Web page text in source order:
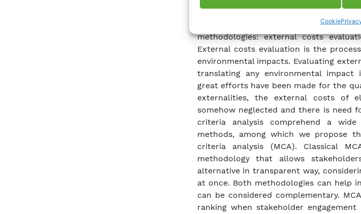
Cookie
Efficiency stipulated on July 29, 2009
March 19, 2009) RSE is developing
methodologies: external costs
External costs evaluation is the
environmental impacts. Evaluating
translating any environmental impact
great efforts have been made for the
externalities, the external costs of
somehow neglected and there is need
criteria analysis comprehend a
methods, among which we propose
criteria analysis (MCA). Classical
methodology that allows
alternative in transparent way,
at once. Both methodologies can help
can be considered complementary.
ranking when stakeholder